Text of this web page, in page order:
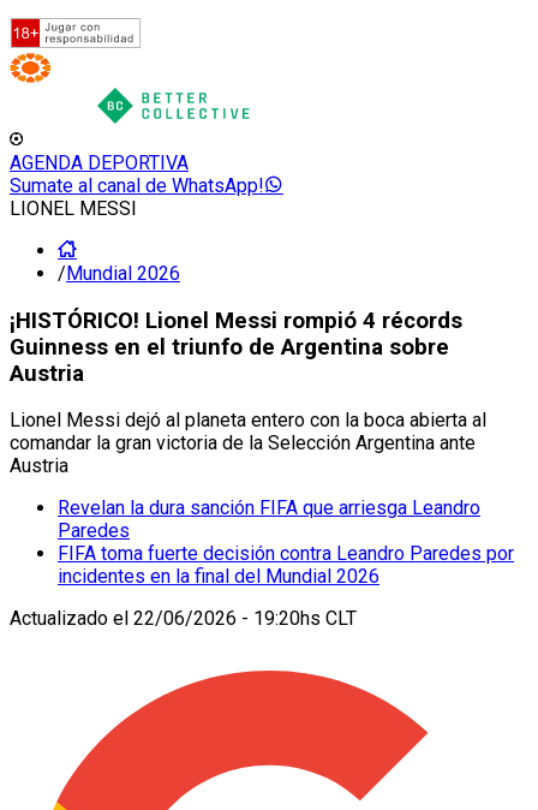
AGENDA DEPORTIVA
Sumate al canal de WhatsApp!
LIONEL MESSI
/Mundial 2026
¡HISTÓRICO! Lionel Messi rompió 4 récords
Guinness en el triunfo de Argentina sobre
Austria
Lionel Messi dejó al planeta entero con la boca abierta al
comandar la gran victoria de la Selección Argentina ante
Austria
Revelan la dura sanción FIFA que arriesga Leandro
Paredes
FIFA toma fuerte decisión contra Leandro Paredes por
incidentes en la final del Mundial 2026
Actualizado el 22/06/2026 - 19:20hs CLT